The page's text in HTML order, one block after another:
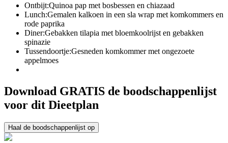
Ontbijt:Quinoa pap met bosbessen en chiazaad
Lunch:Gemalen kalkoen in een sla wrap met komkommers en
rode paprika
Diner:Gebakken tilapia met bloemkoolrijst en gebakken
spinazie
Tussendoortje:Gesneden komkommer met ongezoete
appelmoes
Download GRATIS de boodschappenlijst
voor dit Dieetplan
Haal de boodschappenlijst op